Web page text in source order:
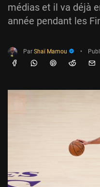
médias et il va déjà
année pendant les
Par Shaï Mamou •